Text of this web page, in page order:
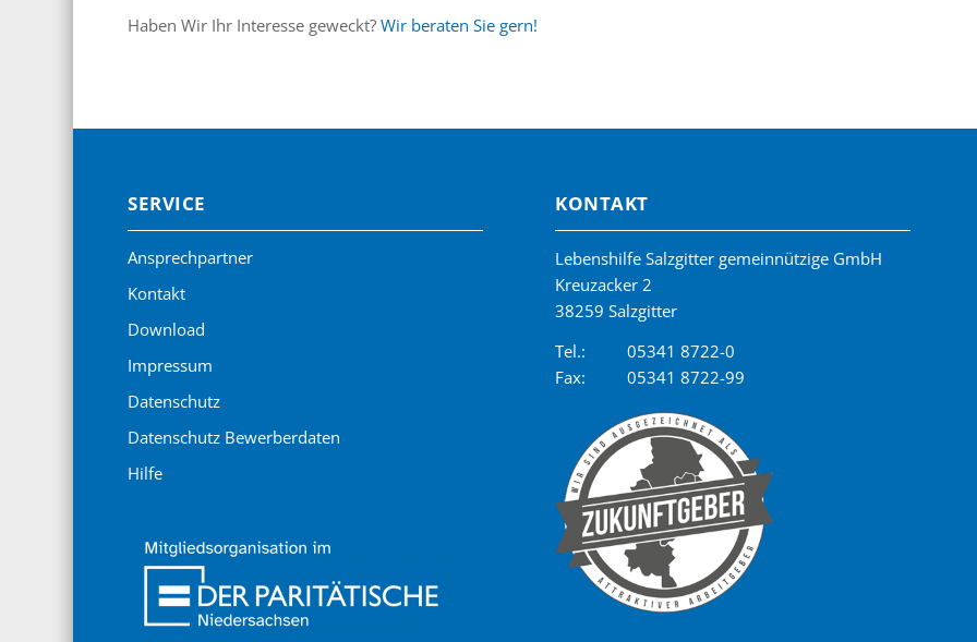
Haben Wir Ihr Interesse geweckt?Wir beraten Sie gern!
SERVICE
Ansprechpartner
Kontakt
Download
Impressum
Datenschutz
Datenschutz Bewerberdaten
Hilfe
KONTAKT
Lebenshilfe Salzgitter gemeinnützige GmbH
Kreuzacker 2
38259 Salzgitter
Tel.:
05341 8722-0
Fax:
05341 8722-99